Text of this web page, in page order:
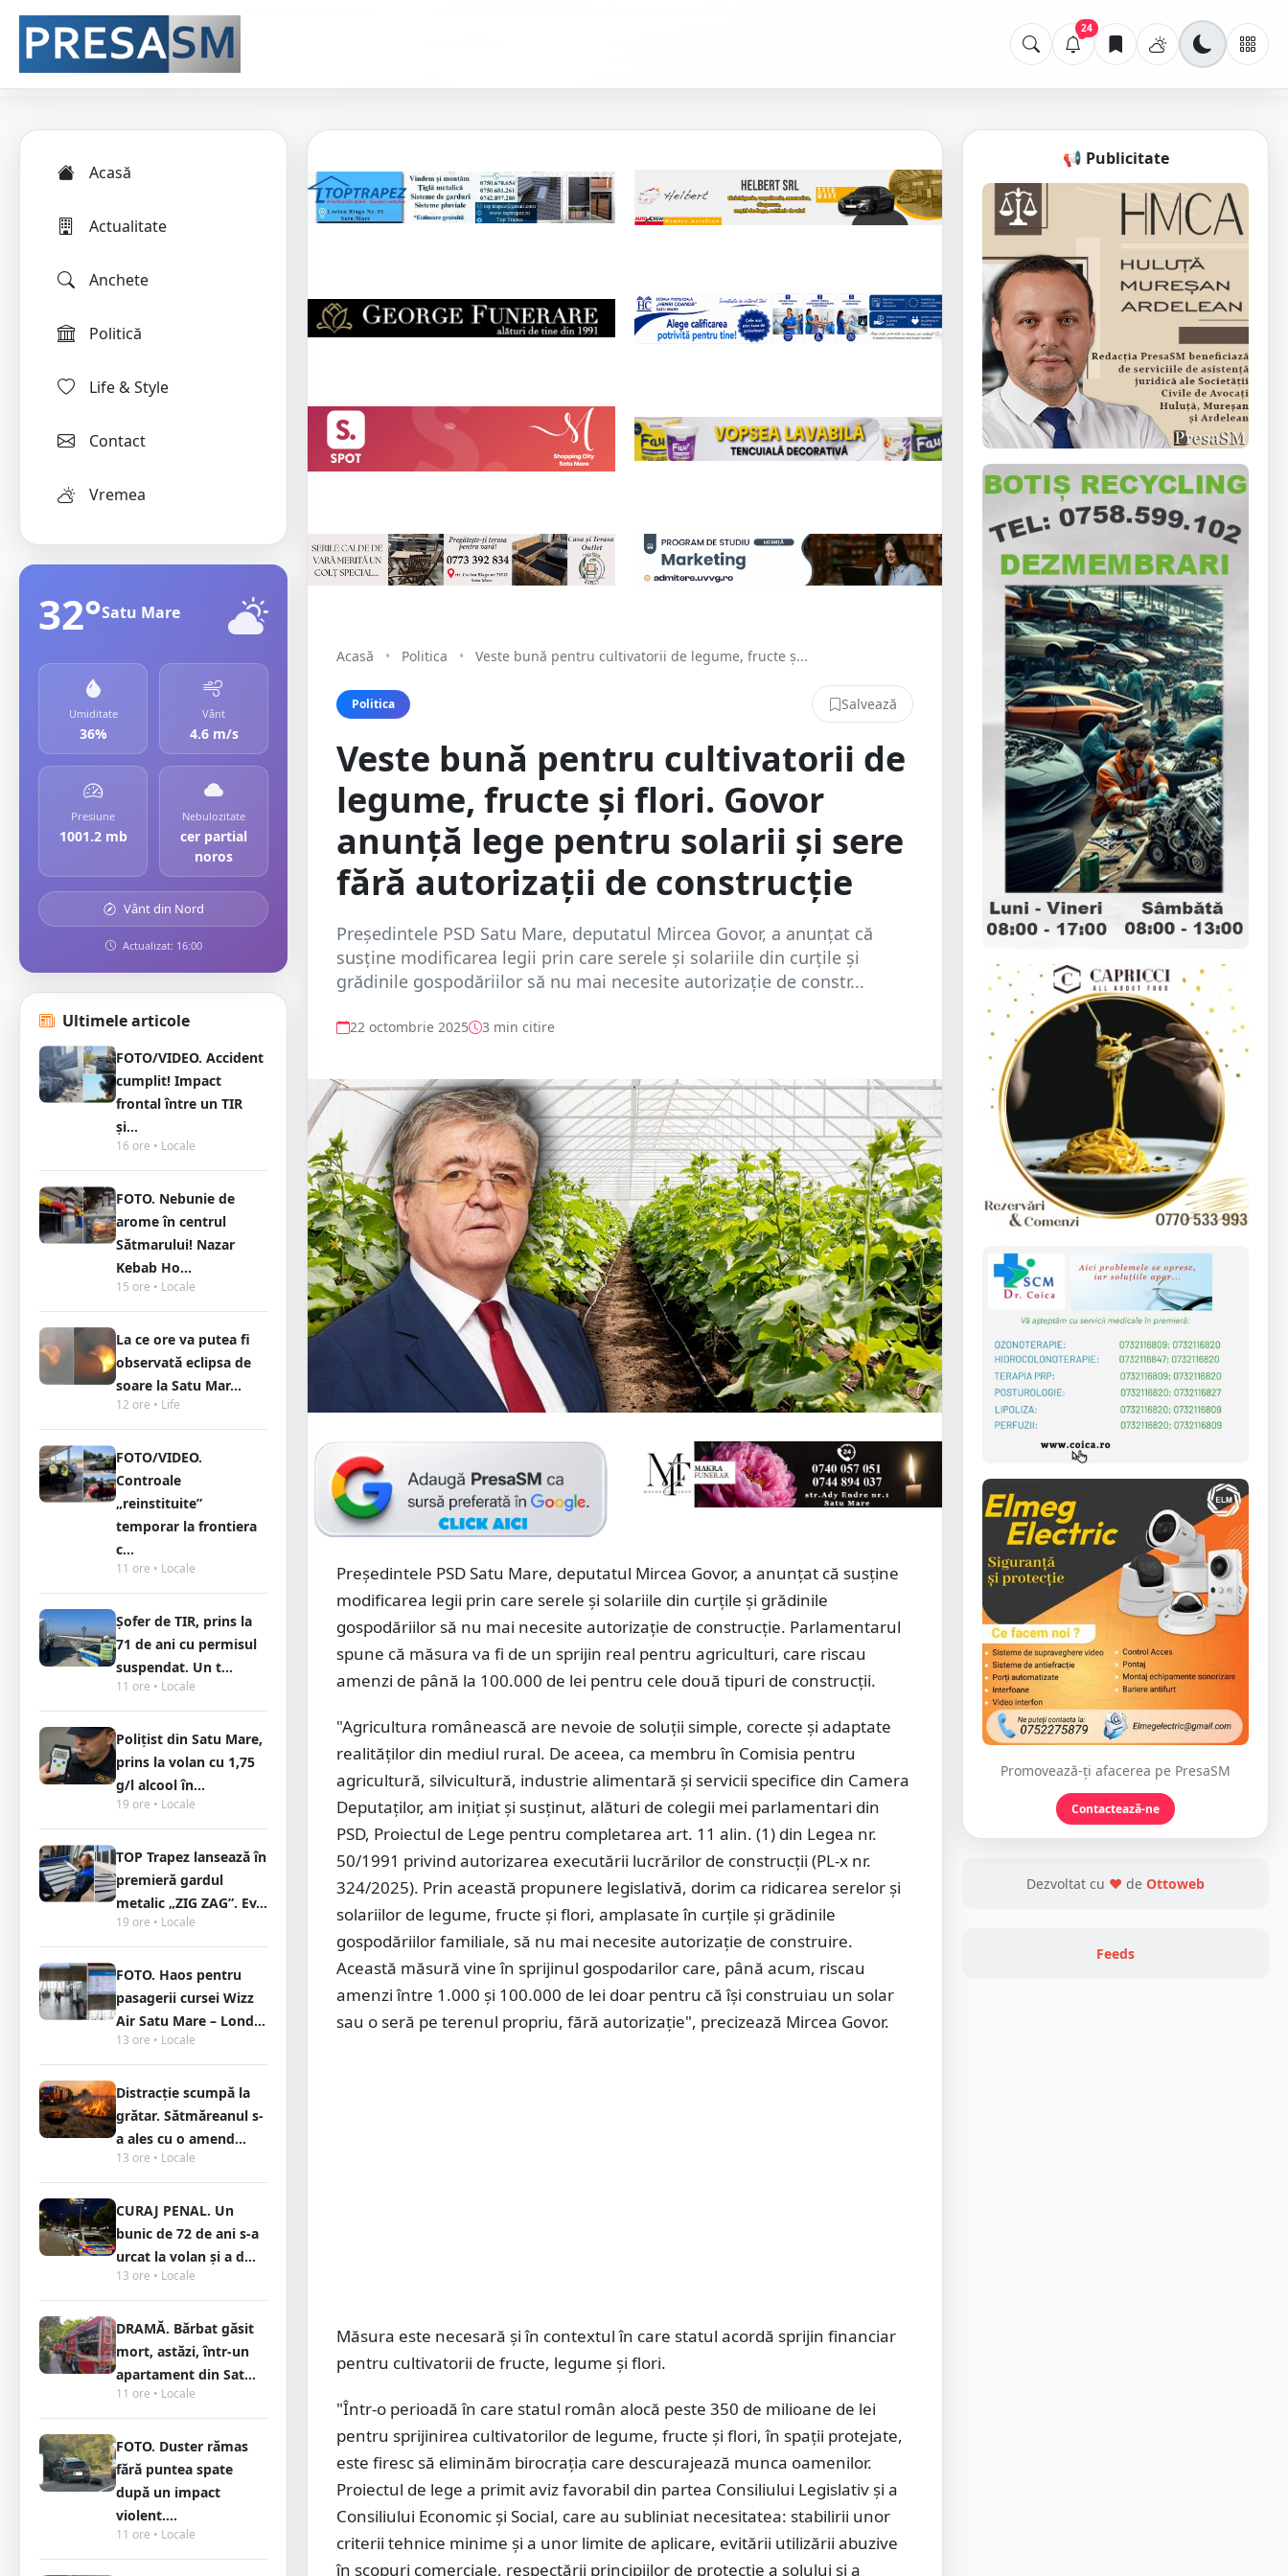
24
Acasă
Actualitate
Anchete
Politică
Life & Style
Contact
Vremea
32°Satu Mare
Umiditate
36%
Vânt
4.6 m/s
Presiune
1001.2 mb
Nebulozitate
cer partial
noros
Vânt din Nord
Actualizat: 16:00
Ultimele articole
FOTO/VIDEO. Accident
cumplit! Impact
frontal între un TIR
și...
16 ore • Locale
FOTO. Nebunie de
arome în centrul
Sătmarului! Nazar
Kebab Ho...
15 ore • Locale
La ce ore va putea fi
observată eclipsa de
soare la Satu Mar...
12 ore • Life
FOTO/VIDEO.
Controale
„reinstituite”
temporar la frontiera
c...
11 ore • Locale
Șofer de TIR, prins la
71 de ani cu permisul
suspendat. Un t...
11 ore • Locale
Polițist din Satu Mare,
prins la volan cu 1,75
g/l alcool în...
19 ore • Locale
TOP Trapez lansează în
premieră gardul
metalic „ZIG ZAG”. Ev...
19 ore • Locale
FOTO. Haos pentru
pasagerii cursei Wizz
Air Satu Mare – Lond...
13 ore • Locale
Distracție scumpă la
grătar. Sătmăreanul s-
a ales cu o amend...
13 ore • Locale
CURAJ PENAL. Un
bunic de 72 de ani s-a
urcat la volan și a d...
13 ore • Locale
DRAMĂ. Bărbat găsit
mort, astăzi, într-un
apartament din Sat...
11 ore • Locale
FOTO. Duster rămas
fără puntea spate
după un impact
violent....
11 ore • Locale
Acasă • Politica • Veste bună pentru cultivatorii de legume, fructe ș...
Politica Salvează
Veste bună pentru cultivatorii de
legume, fructe și flori. Govor
anunță lege pentru solarii și sere
fără autorizații de construcție
Președintele PSD Satu Mare, deputatul Mircea Govor, a anunțat că
susține modificarea legii prin care serele și solariile din curțile și
grădinile gospodăriilor să nu mai necesite autorizație de constr...
22 octombrie 2025 3 min citire
Președintele PSD Satu Mare, deputatul Mircea Govor, a anunțat că susține
modificarea legii prin care serele și solariile din curțile și grădinile
gospodăriilor să nu mai necesite autorizație de construcție. Parlamentarul
spune că măsura va fi de un sprijin real pentru agriculturi, care riscau
amenzi de până la 100.000 de lei pentru cele două tipuri de construcții.
"Agricultura românească are nevoie de soluții simple, corecte și adaptate
realităților din mediul rural. De aceea, ca membru în Comisia pentru
agricultură, silvicultură, industrie alimentară și servicii specifice din Camera
Deputaților, am inițiat și susținut, alături de colegii mei parlamentari din
PSD, Proiectul de Lege pentru completarea art. 11 alin. (1) din Legea nr.
50/1991 privind autorizarea executării lucrărilor de construcții (PL-x nr.
324/2025). Prin această propunere legislativă, dorim ca ridicarea serelor și
solariilor de legume, fructe și flori, amplasate în curțile și grădinile
gospodăriilor familiale, să nu mai necesite autorizație de construire.
Această măsură vine în sprijinul gospodarilor care, până acum, riscau
amenzi între 1.000 și 100.000 de lei doar pentru că își construiau un solar
sau o seră pe terenul propriu, fără autorizație", precizează Mircea Govor.
Măsura este necesară și în contextul în care statul acordă sprijin financiar
pentru cultivatorii de fructe, legume și flori.
"Într-o perioadă în care statul român alocă peste 350 de milioane de lei
pentru sprijinirea cultivatorilor de legume, fructe și flori, în spații protejate,
este firesc să eliminăm birocrația care descurajează munca oamenilor.
Proiectul de lege a primit aviz favorabil din partea Consiliului Legislativ și a
Consiliului Economic și Social, care au subliniat necesitatea: stabilirii unor
criterii tehnice minime și a unor limite de aplicare, evitării utilizării abuzive
în scopuri comerciale, respectării principiilor de protecție a solului și a
📢 Publicitate
Promovează-ți afacerea pe PresaSM
Contactează-ne
Dezvoltat cu ❤ de Ottoweb
Feeds